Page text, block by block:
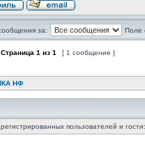
за: Поле
Страница 1 из 1 [ 1 сообщение ]
НФ
пользователей и